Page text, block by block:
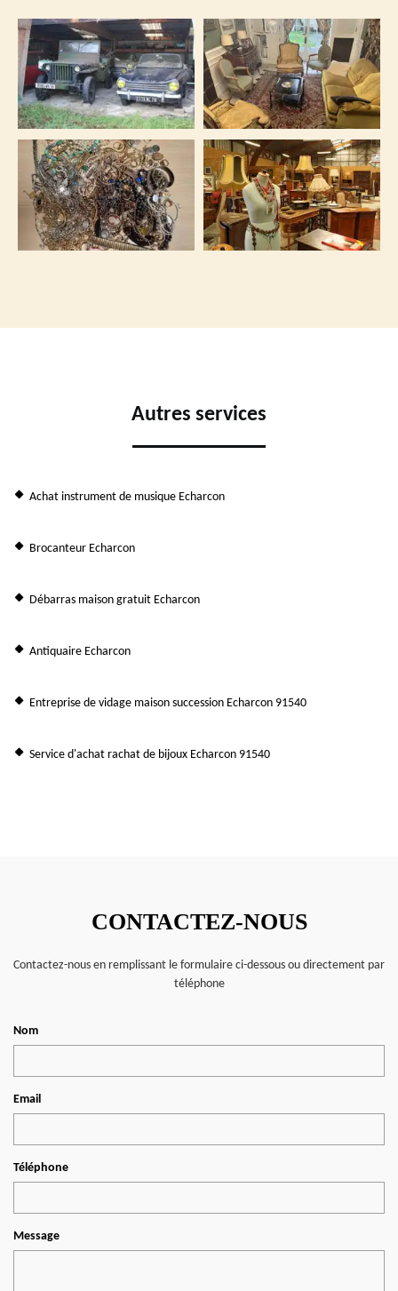
Autres services
Achat instrument de musique Echarcon
Brocanteur Echarcon
Débarras maison gratuit Echarcon
Antiquaire Echarcon
Entreprise de vidage maison succession Echarcon 91540
Service d'achat rachat de bijoux Echarcon 91540
CONTACTEZ-NOUS
Contactez-nous en remplissant le formulaire ci-dessous ou directement par
téléphone
Nom
Email
Téléphone
Message